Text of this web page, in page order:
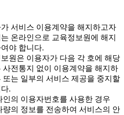
서비스 이용계약을 해지하고자
온라인으로 교육정보원에 해지
야 합니다.
원은 이용자가 다음 각 호에 해당
사전통지 없이 이용계약을 해지하
또는 일부의 서비스 제공을 중지할
.
인의 이용자번호를 사용한 경우
량의 정보를 전송하여 서비스의 안